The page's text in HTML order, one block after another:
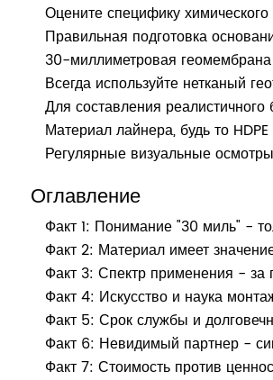
Оцените специфику
Правильная подготовка
30-миллиметровая геомембрана
Всегда используйте нетканый
Для составления
Материал лайнера, будь то
Регулярные визуальные
Оглавление
Факт 1: Понимание "30 миль" -
Факт 2: Материал имеет
Факт 3: Спектр применения - за
Факт 4: Искусство и наука
Факт 5: Срок службы и
Факт 6: Невидимый партнер -
Факт 7: Стоимость против